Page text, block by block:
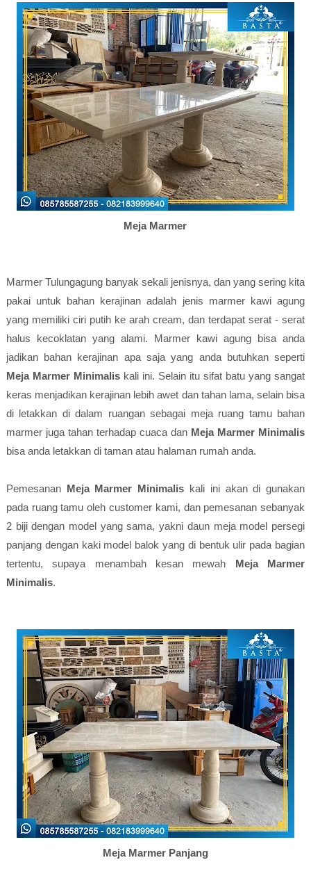
Meja Marmer
Marmer Tulungagung banyak sekali jenisnya, dan yang sering kita
pakai untuk bahan kerajinan adalah jenis marmer kawi agung
yang memiliki ciri putih ke arah cream, dan terdapat serat - serat
halus kecoklatan yang alami. Marmer kawi agung bisa anda
jadikan bahan kerajinan apa saja yang anda butuhkan seperti
Meja Marmer Minimaliskali ini. Selain itu sifat batu yang sangat
keras menjadikan kerajinan lebih awet dan tahan lama, selain bisa
di letakkan di dalam ruangan sebagai meja ruang tamu bahan
marmer juga tahan terhadap cuaca dan Meja Marmer Minimalis
bisa anda letakkan di taman atau halaman rumah anda.
Pemesanan Meja Marmer Minimalis kali ini akan di gunakan
pada ruang tamu oleh customer kami, dan pemesanan sebanyak
2 biji dengan model yang sama, yakni daun meja model persegi
panjang dengan kaki model balok yang di bentuk ulir pada bagian
tertentu, supaya menambah kesan mewah Meja Marmer
Minimalis.
Meja Marmer Panjang